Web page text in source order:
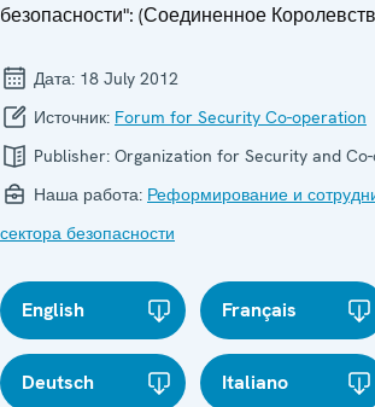
безопасности": (Соединенное
Дата: 18 July 2012
Источник: Forum for Security Co-operation
Publisher: Organization for Security and
Наша работа: Реформирование и
сектора безопасности
English Français
Deutsch Italiano